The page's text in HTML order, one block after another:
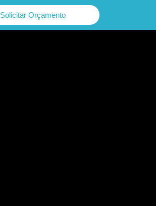
Solicitar Orçamento